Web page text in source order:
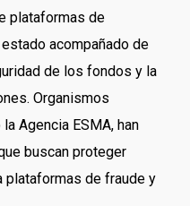
plataformas de
acompañado de
de los fondos y la
Organismos
Agencia ESMA, han
buscan proteger
plataformas de fraude y